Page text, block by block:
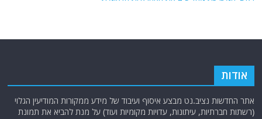
אודות
אתר החדשות נציב.נט מבצע איסוף ועיבוד של מידע ממקורות המודיעין הגלוי
(רשתות חברתיות, עיתונות, עדויות מקומיות ועוד) על מנת להביא את תמונת